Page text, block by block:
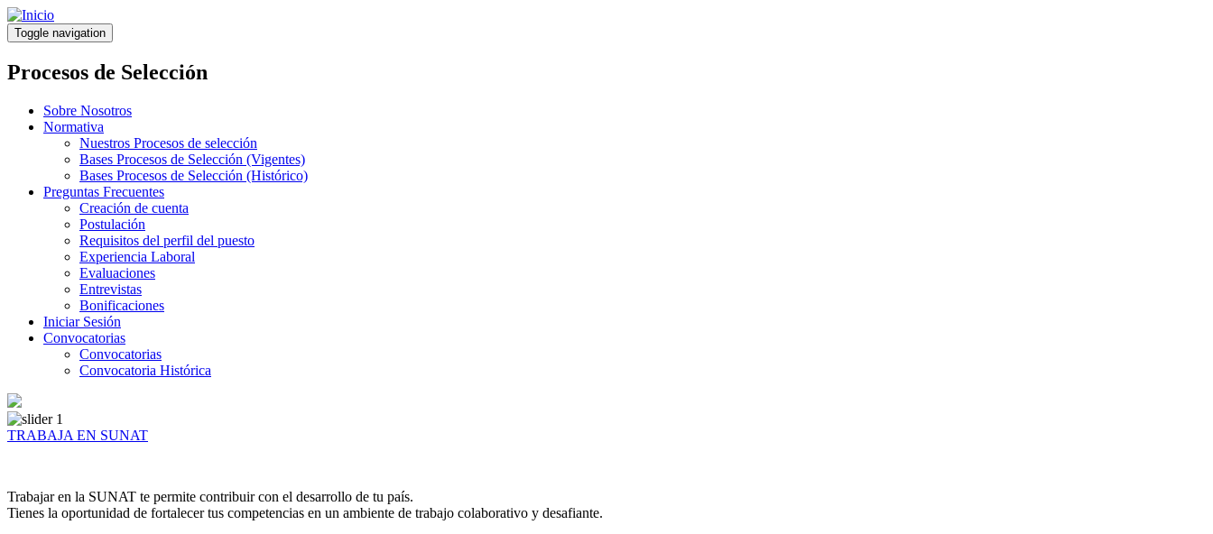
Pasar
al
contenido
principal
Toggle navigation
Procesos de Selección
Sobre Nosotros
Normativa
Nuestros Procesos de selección
Bases Procesos de Selección (Vigentes)
Bases Procesos de Selección (Histórico)
Preguntas Frecuentes
Creación de cuenta
Postulación
Requisitos del perfil del puesto
Experiencia Laboral
Evaluaciones
Entrevistas
Bonificaciones
Iniciar Sesión
Convocatorias
Convocatorias
Convocatoria Histórica
TRABAJA EN SUNAT
Trabajar en la SUNAT te permite contribuir con el desarrollo de tu país.
Tienes la oportunidad de fortalecer tus competencias en un ambiente de trabajo colaborativo y desafiante.